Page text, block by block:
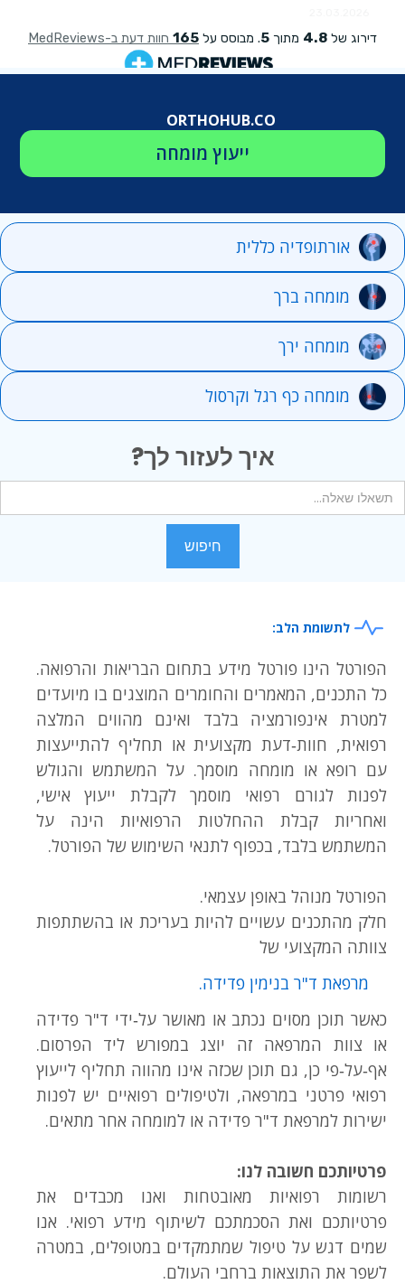
ORTHOHUB.CO
ייעוץ מומחה
אורתופדיה כללית
מומחה ברך
מומחה ירך
מומחה כף רגל וקרסול
איך לעזור לך?
לתשומת הלב:
הפורטל הינו פורטל מידע בתחום הבריאות והרפואה.
כל התכנים, המאמרים והחומרים המוצגים בו מיועדים
למטרת אינפורמציה בלבד ואינם מהווים המלצה
רפואית, חוות‑דעת מקצועית או תחליף להתייעצות
עם רופא או מומחה מוסמך. על המשתמש והגולש
לפנות לגורם רפואי מוסמך לקבלת ייעוץ אישי,
ואחריות קבלת ההחלטות הרפואיות הינה על
המשתמש בלבד, בכפוף לתנאי השימוש של הפורטל.
הפורטל מנוהל באופן עצמאי.
חלק מהתכנים עשויים להיות בעריכת או בהשתתפות
צוותה המקצועי של
מרפאת ד"ר בנימין פדידה.
כאשר תוכן מסוים נכתב או מאושר על‑ידי ד"ר פדידה
או צוות המרפאה זה יוצג במפורש ליד הפרסום.
אף‑על‑פי כן, גם תוכן שכזה אינו מהווה תחליף לייעוץ
רפואי פרטני במרפאה, ולטיפולים רפואיים יש לפנות
ישירות למרפאת ד"ר פדידה או למומחה אחר מתאים.
פרטיותכם חשובה לנו:
רשומות רפואיות מאובטחות ואנו מכבדים את
פרטיותכם ואת הסכמתכם לשיתוף מידע רפואי. אנו
שמים דגש על טיפול שמתמקדים במטופלים, במטרה
לשפר את התוצאות ברחבי העולם.